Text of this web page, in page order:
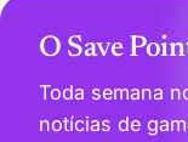
O Save
Toda semana
notícias de